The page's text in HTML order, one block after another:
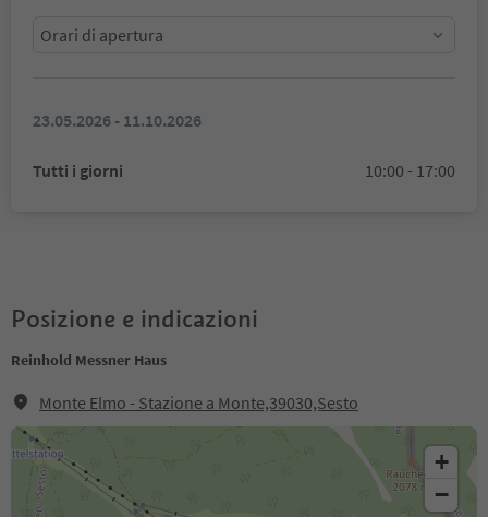
Orari di apertura
23.05.2026 - 11.10.2026
Tutti i giorni 10:00 - 17:00
Posizione e indicazioni
Reinhold Messner Haus
Monte Elmo - Stazione a Monte,39030,Sesto
+
−